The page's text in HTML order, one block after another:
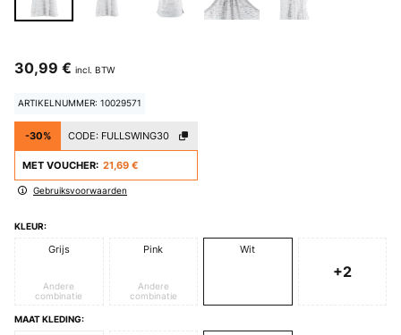
30,99 € incl. BTW
ARTIKELNUMMER: 10029571
-30% CODE: FULLSWING30
MET VOUCHER: 21,69 €
Gebruiksvoorwaarden
KLEUR:
Grijs
Andere
combinatie
Pink
Andere
combinatie
Wit
+2
MAAT KLEDING: